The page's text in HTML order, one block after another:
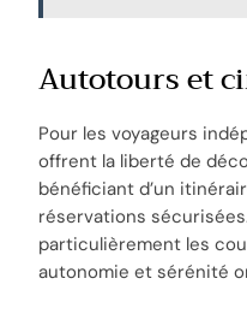
Autotours et
Pour les voyageurs
offrent la liberté de
bénéficiant d’un
réservations
particulièrement les
autonomie et sérénité